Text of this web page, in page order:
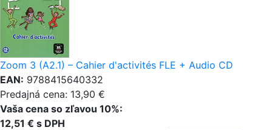
Zoom 3 (A2.1) – Cahier d'activités FLE + Audio CD
EAN: 9788415640332
Predajná cena: 13,90 €
Vaša cena so zľavou 10%:
12,51 € s DPH